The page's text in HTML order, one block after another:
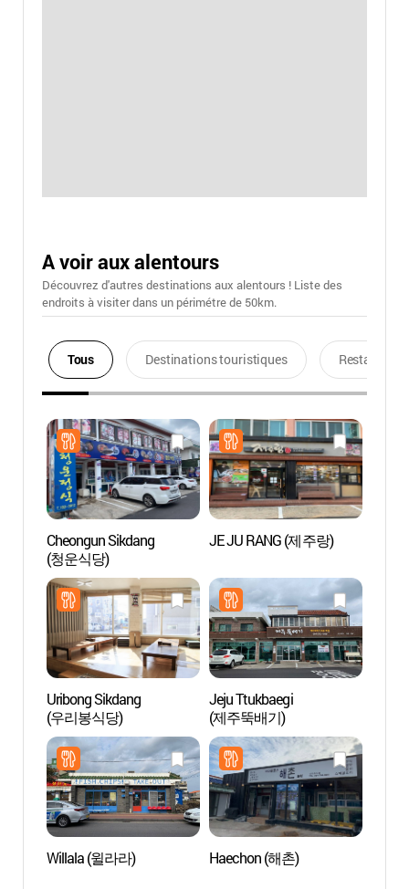
A voir aux alentours
Découvrez d'autres destinations aux alentours ! Liste des
endroits à visiter dans un périmétre de 50km.
Tous Destinations touristiques Restaurants
Cheongun Sikdang
(청운식당)
JE JU RANG (제주랑)
Uribong Sikdang
(우리봉식당)
Jeju Ttukbaegi
(제주뚝배기)
Willala (윌라라) Haechon (해촌)